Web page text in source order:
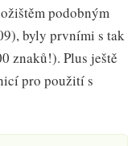
podobným
byly prvními s tak
znaků!). Plus ještě
pro použití s